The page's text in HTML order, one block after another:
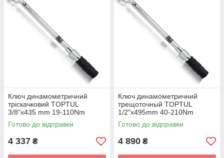
Ключ динамометричний
тріскачковий TOPTUL
3/8"x435 mm 19-110Nm
ANAS1211
Готово до відправки
4 337 ₴
Ключ динамометричний
трещоточный TOPTUL
1/2"x495mm 40-210Nm
ANAS1621
Готово до відправки
4 890 ₴